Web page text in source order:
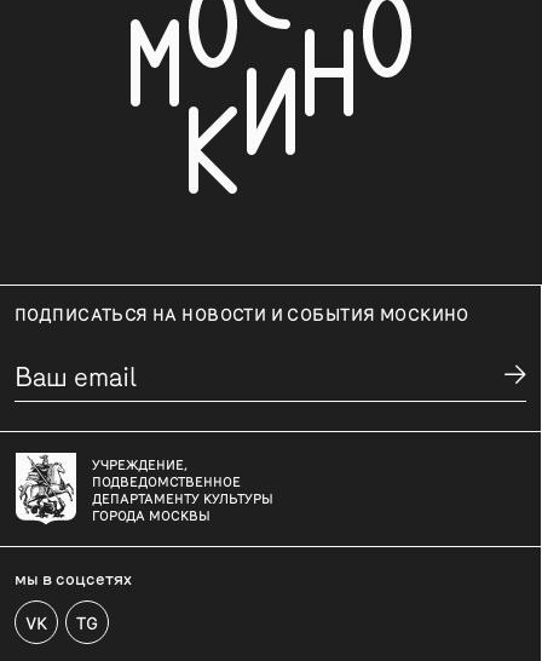
ПОДПИСАТЬСЯ НА НОВОСТИ И СОБЫТИЯ МОСКИНО
УЧРЕЖДЕНИЕ,
ПОДВЕДОМСТВЕННОЕ
ДЕПАРТАМЕНТУ КУЛЬТУРЫ
ГОРОДА МОСКВЫ
мы в соцсетях
VK TG